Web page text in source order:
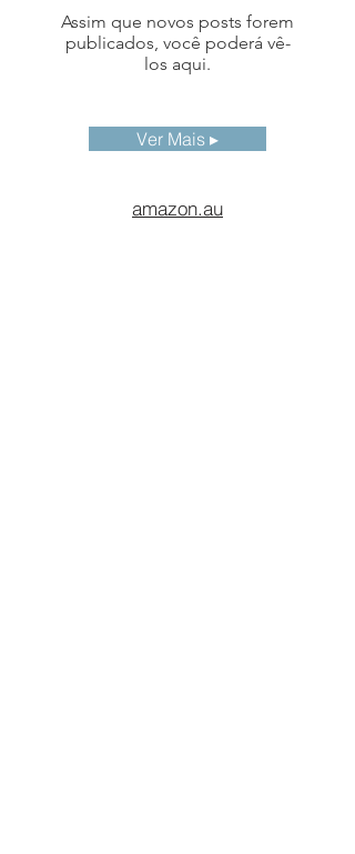
Assim que novos posts forem
publicados, você poderá vê-
los aqui.
Ver Mais ▸
amazon.au